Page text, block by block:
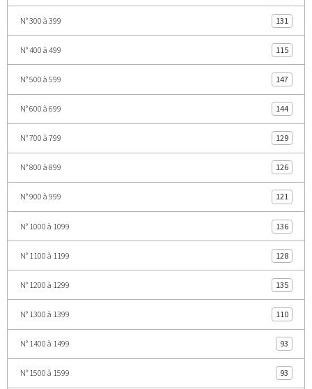
N° 300 à 399 131
N° 400 à 499 115
N° 500 à 599 147
N° 600 à 699 144
N° 700 à 799 129
N° 800 à 899 126
N° 900 à 999 121
N° 1000 à 1099 136
N° 1100 à 1199 128
N° 1200 à 1299 135
N° 1300 à 1399 110
N° 1400 à 1499 93
N° 1500 à 1599 93